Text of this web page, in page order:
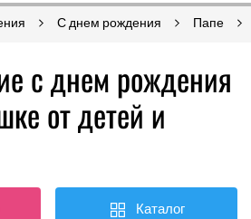
С днем рождения Папе
с днем рождения
от детей и
Каталог